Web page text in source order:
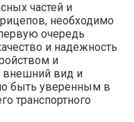
частей и
необходимо
очередь
и надежность
и
внешний вид и
быть уверенным в
транспортного